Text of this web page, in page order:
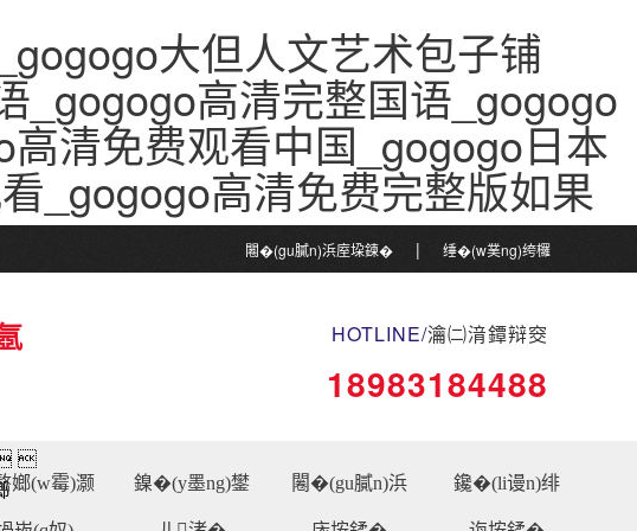
大但人文艺术包子铺
_gogogo高清完整国语_gogogo
清免费观看中国_gogogo日本
_gogogo高清免费完整版如果
闂�(gu膩n)浜庢垜鍊� | 缍�(w菐ng)绔欏
HOTLINE/瀹㈡湇鐔辩窔
18983184488
嫏(w霉)灏 鎳�(y墨ng)鐢 闂�(gu膩n)浜 鑱�(li谩n)绯